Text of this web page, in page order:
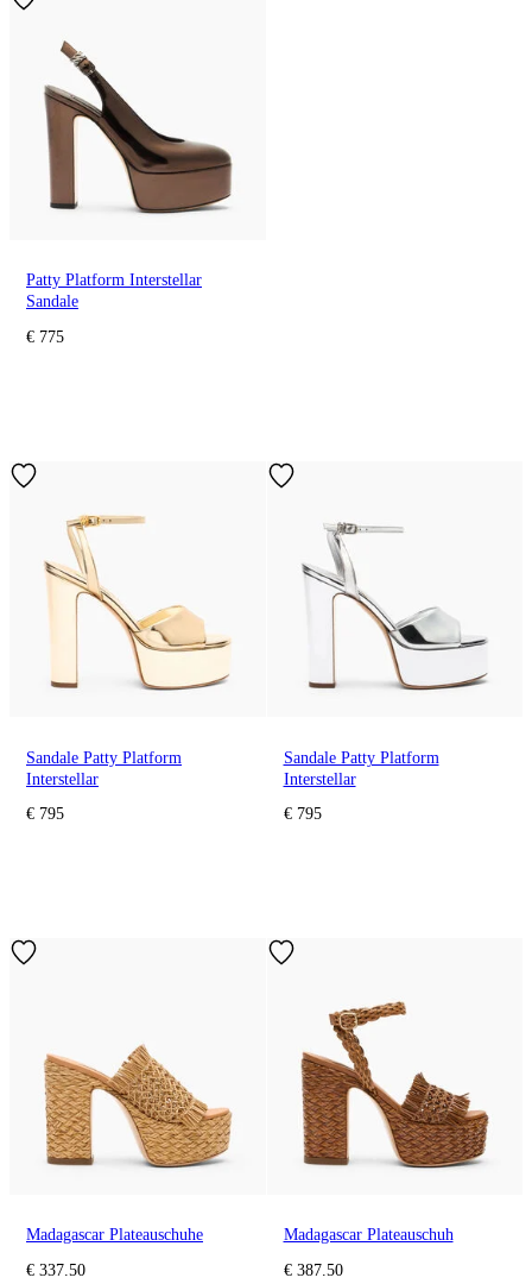
Patty Platform Interstellar
Sandale
€ 775
Sandale Patty Platform
Interstellar
€ 795
Sandale Patty Platform
Interstellar
€ 795
Madagascar Plateauschuhe
€ 337.50
Madagascar Plateauschuh
€ 387.50